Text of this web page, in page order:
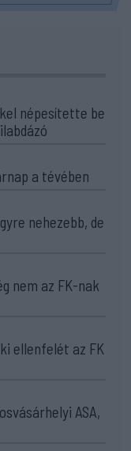
népesítette be
a tévében
nehezebb, de
nem az FK-nak
ellenfelét az FK
ASA,